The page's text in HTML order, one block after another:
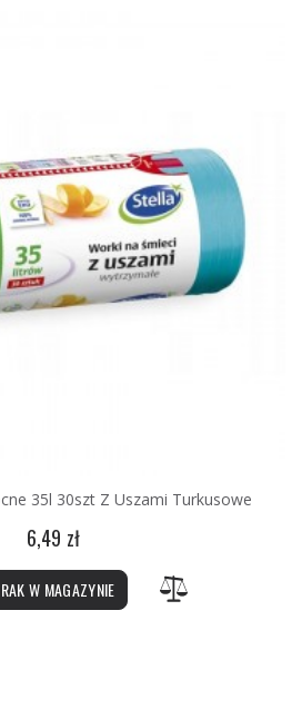
35l 30szt Z Uszami Turkusowe
6,49 zł
W MAGAZYNIE